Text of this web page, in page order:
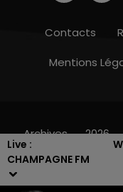
Live :
CHAMPAGNE FM
Contacts
Mentions
Archives 2026